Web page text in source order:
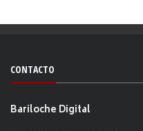
CONTACTO
Bariloche Digital